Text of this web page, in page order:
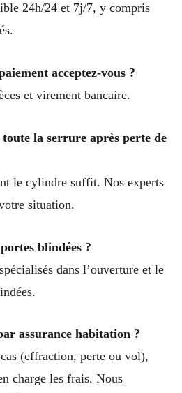
24h/24 et 7j/7, y compris
acceptez-vous ?
et virement bancaire.
la serrure après perte de
le cylindre suffit. Nos experts
situation.
blindées ?
dans l’ouverture et le
assurance habitation ?
(effraction, perte ou vol),
charge les frais. Nous